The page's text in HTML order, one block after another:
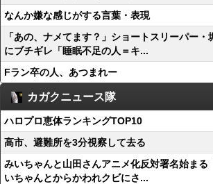
なんか嫌な感じがする言葉・表現
「あの、ナメてます？」ショートスリーパー
にブチギレ「睡眠不足の人＝キ...
Fラン卒の人、あつまれー
カガクニュース隊
ハロプロ恵体ランキングTOP10
高市、避難所を3分視察して去る
みいちゃんと山田さんアニメ化反対署名始まる
いちゃんとからかわれクビにさ...